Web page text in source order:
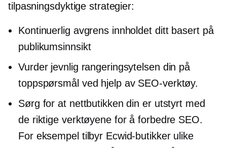
tilpasningsdyktige strategier:
Kontinuerlig avgrens innholdet ditt basert på
publikumsinnsikt
Vurder jevnlig rangeringsytelsen din på
toppspørsmål ved hjelp av SEO-verktøy.
Sørg for at nettbutikken din er utstyrt med
de riktige verktøyene for å forbedre SEO.
For eksempel tilbyr Ecwid-butikker ulike